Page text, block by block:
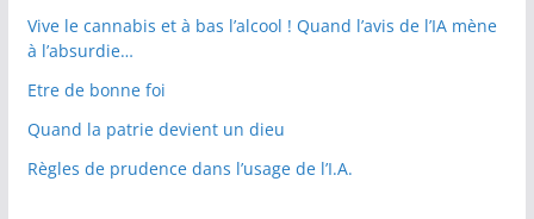
Vive le cannabis et à bas l’alcool ! Quand l’avis de l’IA mène
à l’absurdie…
Etre de bonne foi
Quand la patrie devient un dieu
Règles de prudence dans l’usage de l’I.A.